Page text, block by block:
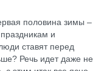
половина зимы –
и
ставят перед
Речь идет даже не